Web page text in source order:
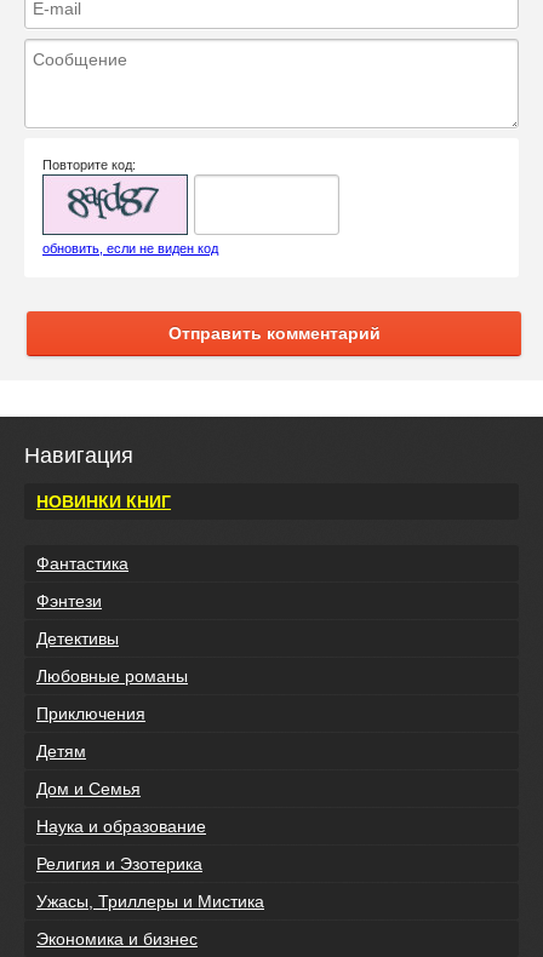
Повторите код:
обновить, если не виден код
Отправить комментарий
Навигация
НОВИНКИ КНИГ
Фантастика
Фэнтези
Детективы
Любовные романы
Приключения
Детям
Дом и Семья
Наука и образование
Религия и Эзотерика
Ужасы, Триллеры и Мистика
Экономика и бизнес